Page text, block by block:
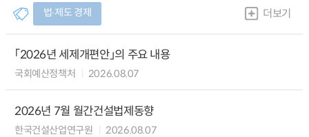
법∙제도 경제 더보기
「2026년 세제개편안」의 주요 내용
국회예산정책처 2026.08.07
2026년 7월 월간건설법제동향
한국건설산업연구원 2026.08.07